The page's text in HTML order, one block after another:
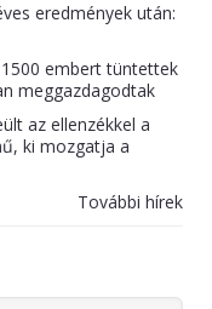
eredmények után:
embert tüntettek
meggazdagodtak
az ellenzékkel a
ki mozgatja a
További hírek